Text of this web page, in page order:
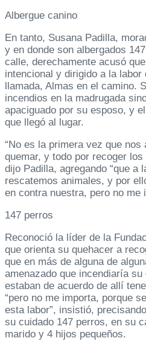
Albergue canino
En tanto, Susana Padilla,
y en donde son albergados
calle, derechamente acusó
intencional y dirigido a la
llamada, Almas en el camino.
incendios en la madrugada
apaciguado por su esposo, y
que llegó al lugar.
“No es la primera vez que
quemar, y todo por recoger
dijo Padilla, agregando “que a
rescatemos animales, y por
en contra nuestra, pero no me
147 perros
Reconoció la líder de la
que orienta su quehacer a
que en más de alguna de
amenazado que incendiaría
estaban de acuerdo de allí
“pero no me importa, porque
esta labor”, insistió,
su cuidado 147 perros, en su
marido y 4 hijos pequeños.